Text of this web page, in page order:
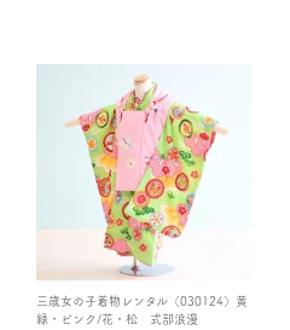
三歳女の子着物レンタル（030124）黄
緑・ピンク/花・松 式部浪漫